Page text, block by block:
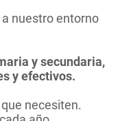
nuestro entorno
y secundaria,
y efectivos.
necesiten.